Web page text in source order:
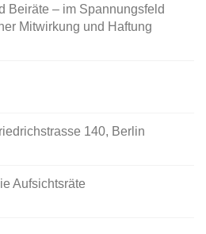
Beiräte – im Spannungsfeld
Mitwirkung und Haftung
140, Berlin
Aufsichtsräte